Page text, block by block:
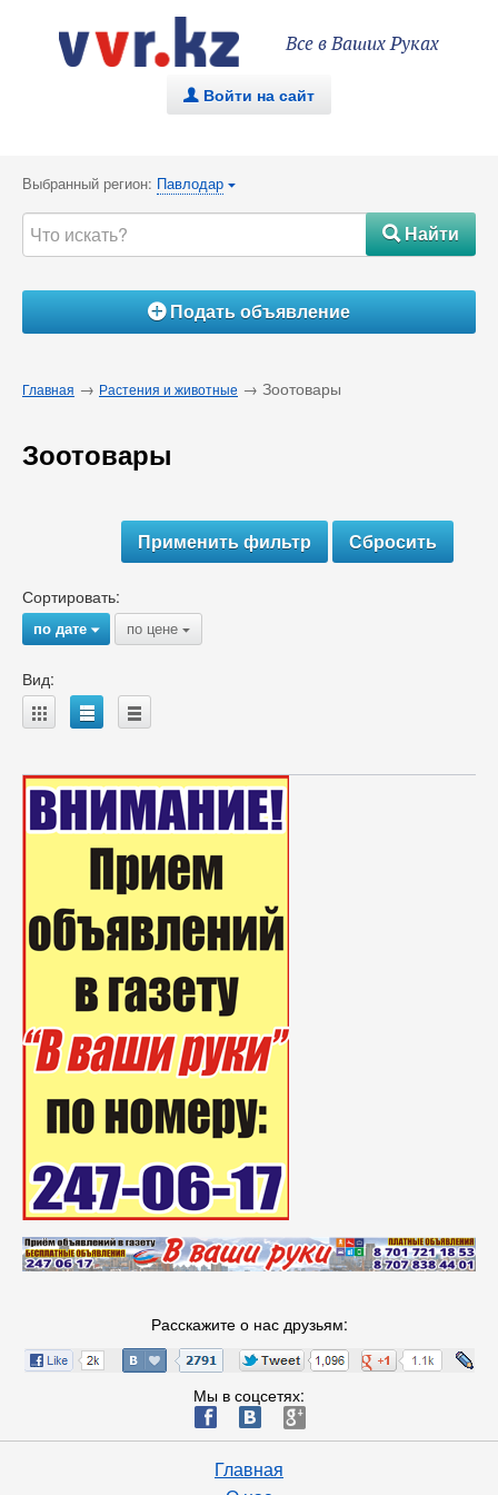
Все в Ваших Руках
. Войти на сайт
Выбранный регион: Павлодар {
#Найти
ÁПодать объявление
Главная → Растения и животные → Зоотовары
Зоотовары
Сортировать:
по дате{ по цене {
Вид:
A B C
Расскажите о нас друзьям:
Мы в соцсетях:
ä æ è
Главная